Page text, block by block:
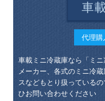
車
代理購
車載ミニ冷蔵庫なら「ミ
メーカー、各式のミニ冷
スなどもとり扱っている
ひお問い合わせください